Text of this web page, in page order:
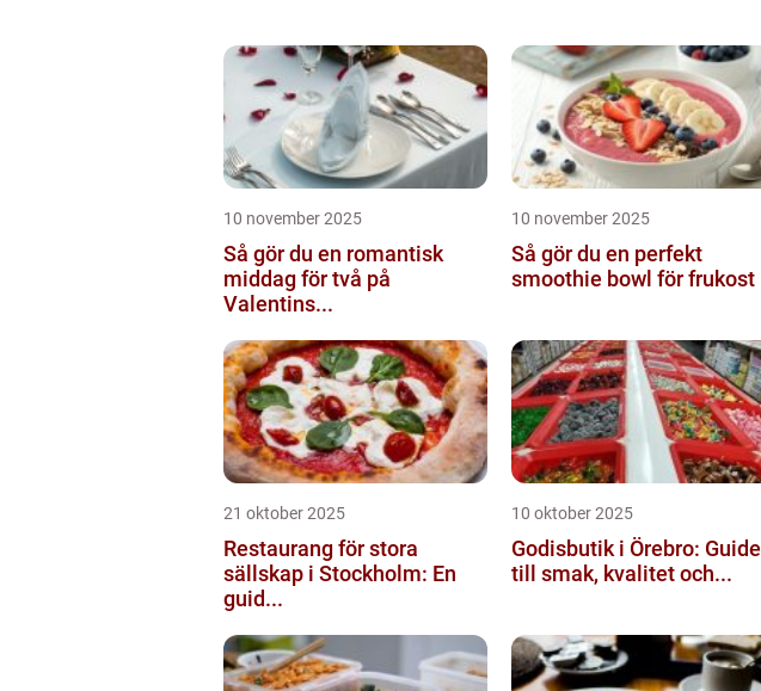
10 november 2025
Så gör du en romantisk
middag för två på
Valentins...
10 november 2025
Så gör du en perfekt
smoothie bowl för frukost
21 oktober 2025
Restaurang för stora
sällskap i Stockholm: En
guid...
10 oktober 2025
Godisbutik i Örebro: Guide
till smak, kvalitet och...